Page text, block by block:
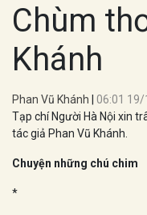
Chùm
Khánh
Phan Vũ Khánh
06:01
Tạp chí Người Hà Nội xin
tác giả Phan Vũ Khánh.
Chuyện những chú chim
*